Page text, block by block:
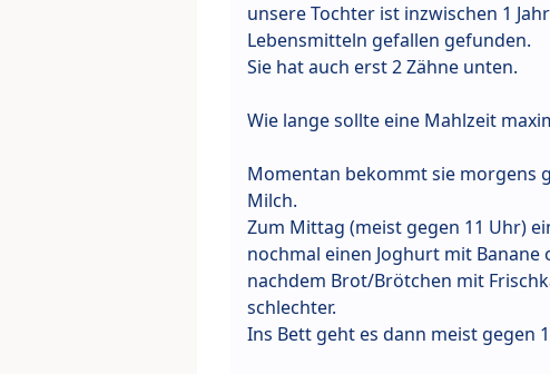
unsere Tochter ist inzwischen 1
Lebensmitteln gefallen gefunden.
Sie hat auch erst 2 Zähne unten.
Wie lange sollte eine Mahlzeit
Momentan bekommt sie morgens
Milch.
Zum Mittag (meist gegen 11 Uhr)
nochmal einen Joghurt mit Banane
nachdem Brot/Brötchen mit
schlechter.
Ins Bett geht es dann meist gegen